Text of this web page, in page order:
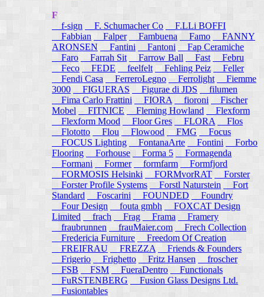
F
f-sign
F. Schumacher Co
F.LLi BOFFI
Fabbian
Falper Fambuena Famo
FANNY
ARONSEN
Fantini Fantoni
Fap Ceramiche
Faro
Farrah Sit Farrow Ball Fast
Febru
Feco
FEDE feelfelt Fehling Peiz
Feller
Fendi Casa
FerreroLegno Ferrolight
Fiemme
3000
FIGUERAS Figurae di JDS
filumen
Fima Carlo Frattini
FIORA fioroni
Fischer
Mobel
FITNICE Fleming Howland
Flexform
Flexform Mood
Floor Gres FLORA
Flos
Flototto
Flou Flowood FMG
Focus
FOCUS Lighting
FontanaArte Fontini
Forbo
Flooring
Forhouse Forma 5
Formagenda
Formani
Former formfarm
Formfjord
FORMOSIS Helsinki
FORMvorRAT
Forster
Forster Profile Systems
Forstl Naturstein
Fort
Standard
Foscarini FOUNDED
Foundry
Four Design
fouta gmbh
FOXCAT Design
Limited
frach Frag Frama
Framery
fraubrunnen
frauMaier.com
Frech Collection
Fredericia Furniture
Freedom Of Creation
FREIFRAU
FREZZA
Friends & Founders
Frigerio
Frighetto Fritz Hansen
froscher
FSB
FSM FueraDentro
Functionals
FuRSTENBERG
Fusion Glass Designs Ltd.
Fusiontables